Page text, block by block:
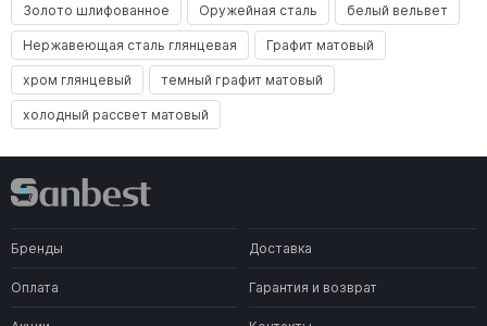
Золото шлифованное Оружейная сталь белый вельвет
Нержавеющая сталь глянцевая Графит матовый
хром глянцевый темный графит матовый
холодный рассвет матовый
Бренды Доставка
Оплата Гарантия и возврат